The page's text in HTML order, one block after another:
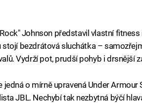
Johnson představil vlastní
stojí bezdrátová sluchátka –
Vydrží pot, prudší pohyb i drsnější
jedná o mírně upravená Under
JBL. Nechybí tak nezbytná býčí